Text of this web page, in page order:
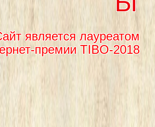
является лауреатом
премии TIBO-2018